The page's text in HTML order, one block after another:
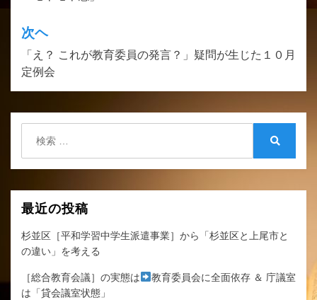
ナ
ビ
ゲ
ー
ョ
ン
次ヘ
「え？ これが教育委員の発言？」疑問が生じた１０月
定例会
最近の投稿
杉並区［平和学習中学生派遣事業］から「杉並区と上尾市と
の違い」を考える
［総合教育会議］の実態は
教育委員会に全面依存 ＆ 庁議室
は「貸会議室状態」